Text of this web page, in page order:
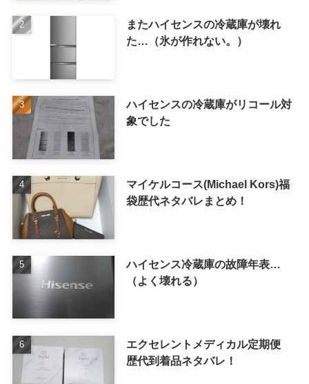
またハイセンスの冷蔵庫が壊れ
た…（氷が作れない。）
ハイセンスの冷蔵庫がリコール対
象でした
マイケルコース(Michael Kors)福
袋歴代ネタバレまとめ！
ハイセンス冷蔵庫の故障年表…
（よく壊れる）
エクセレントメディカル定期便
歴代到着品ネタバレ！